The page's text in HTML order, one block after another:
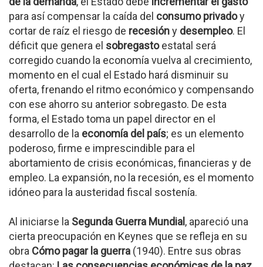
para así compensar la caída del consumo privadoy
cortar de raíz el riesgo de recesióny desempleo. El
déficit que genera el sobregastoestatal será
corregido cuando la economía vuelva al crecimiento,
momento en el cual el Estado hará disminuir su
oferta, frenando el ritmo económico y compensando
con ese ahorro su anterior sobregasto. De esta
forma, el Estado toma un papel director en el
desarrollo de la economía del país; es un elemento
poderoso, firme e imprescindible para el
abortamiento de crisis económicas, financieras y de
empleo. La expansión, no la recesión, es el momento
idóneo para la austeridad fiscal sostenía.
Al iniciarse la Segunda Guerra Mundial , apareció una
cierta preocupación en Keynes que se refleja en su
obra Cómo pagar la guerra (1940). Entre sus obras